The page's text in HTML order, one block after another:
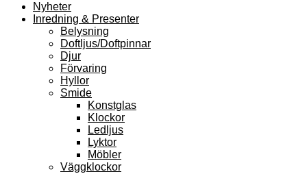
Nyheter
Inredning & Presenter
Belysning
Doftljus/Doftpinnar
Djur
Förvaring
Hyllor
Smide
Konstglas
Klockor
Ledljus
Lyktor
Möbler
Väggklockor